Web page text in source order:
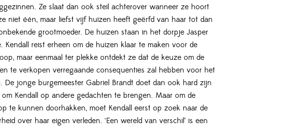
Ze slaat dan ook steil achterover wanneer ze hoort
niet één, maar liefst vijf huizen heeft geërfd van haar tot dan
grootmoeder. De huizen staan in het dorpje Jasper
Kendall reist erheen om de huizen klaar te maken voor de
maar eenmaal ter plekke ontdekt ze dat de keuze om de
te verkopen verregaande consequenties zal hebben voor het
De jonge burgemeester Gabriel Brandt doet dan ook hard zijn
om Kendall op andere gedachten te brengen. Maar om de
te kunnen doorhakken, moet Kendall eerst op zoek naar de
over haar eigen verleden. ‘Een wereld van verschil’ is een